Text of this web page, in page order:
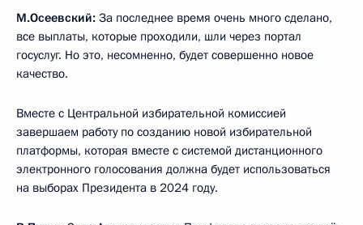
М.Осеевский: За последнее время очень много сделано,
все выплаты, которые проходили, шли через портал
госуслуг. Но это, несомненно, будет совершенно новое
качество.
Вместе с Центральной избирательной комиссией
завершаем работу по созданию новой избирательной
платформы, которая вместе с системой дистанционного
электронного голосования должна будет использоваться
на выборах Президента в 2024 году.